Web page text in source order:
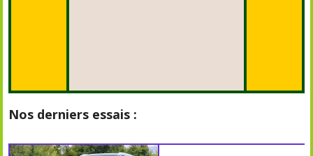
Nos derniers essais :